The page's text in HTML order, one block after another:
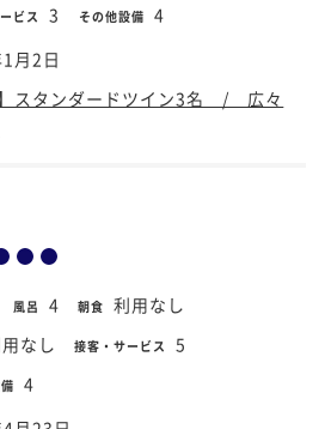
ビス 3 その他設備 4
月2日
】スタンダードツイン3名 / 広々
風呂 4 朝食 利用なし
なし 接客・サービス 5
4